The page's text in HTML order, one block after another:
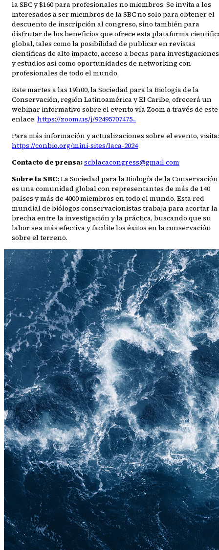
la SBC y $160 para profesionales no miembros. Se invita a los
interesados a ser miembros de la SBC no solo para obtener el
descuento de inscripción al congreso, sino también para
disfrutar de los beneficios que ofrece esta plataforma
global, tales como la posibilidad de publicar en revistas
científicas de alto impacto, acceso a becas para investigaciones
y estudios así como oportunidades de networking con
profesionales de todo el mundo.
Este martes a las 19h00, la Sociedad para la Biología de la
Conservación, región Latinoamérica y El Caribe, ofrecerá un
webinar informativo sobre el evento vía Zoom a través de este
enlace: https://zoom.us/j/92495707475...
Para más información y actualizaciones sobre el evento, visita:
https://conbio.org/mini-sites/laca-2024
Contacto de prensa:scblacacongress@gmail.com
Sobre la SBC:La Sociedad para la Biología de la Conservación
es una comunidad global con representantes de más de 140
países y más de 4000 miembros en todo el mundo. Esta red
mundial de biólogos conservacionistas trabaja para acortar la
brecha entre la investigación y la práctica, buscando que su
labor sea más efectiva y facilite los éxitos en la conservación
sobre el terreno.